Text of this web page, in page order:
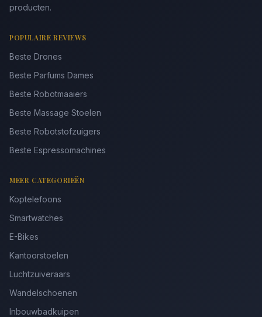
producten.
POPULAIRE REVIEWS
Beste Drones
Beste Parfums Dames
Beste Robotmaaiers
Beste Massage Stoelen
Beste Robotstofzuigers
Beste Espressomachines
MEER CATEGORIEËN
Koptelefoons
Smartwatches
E-Bikes
Kantoorstoelen
Luchtzuiveraars
Wandelschoenen
Inbouwbadkuipen